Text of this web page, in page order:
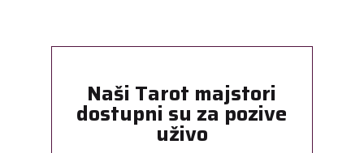
Naši Tarot majstori
dostupni su za pozive
uživo